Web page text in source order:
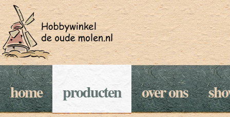
home producten over ons